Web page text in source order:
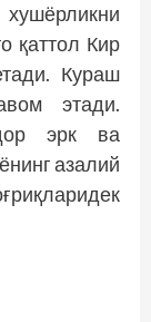
қаттол Кир
Кураш
этади.
эрк ва
азалий